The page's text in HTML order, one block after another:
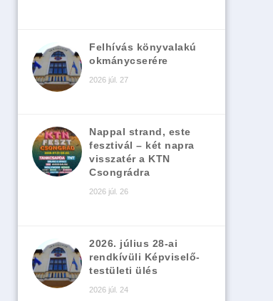
Felhívás könyvalakú
okmánycserére
2026 júl. 27
Nappal strand, este
fesztivál – két napra
visszatér a KTN
Csongrádra
2026 júl. 26
2026. július 28-ai
rendkívüli Képviselő-
testületi ülés
2026 júl. 24